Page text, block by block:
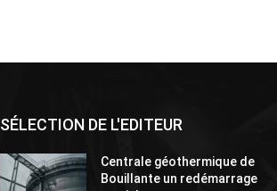
SÉLECTION DE L'EDITEUR
Centrale géothermique de
Bouillante un redémarrage